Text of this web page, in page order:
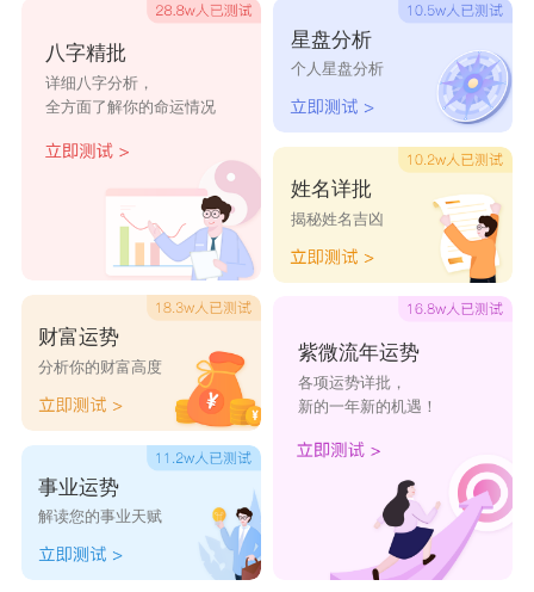
时越费劲的金牛座人，追到后就越深情。
星座乐原创文章，转载需注明出处
八字精批
详细八字分析，
全方面了解你的命运情况
财富运势
分析你的财富高度
事业运势
解读您的事业天赋
星盘分析
个人星盘分析
姓名详批
揭秘姓名吉凶
紫微流年运势
各项运势详批，
新的一年新的机遇！